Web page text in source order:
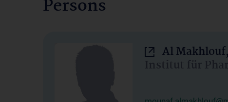
Persons
Al
Institut für